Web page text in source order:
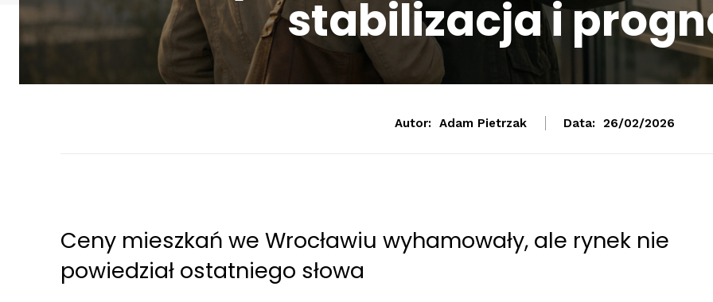
stabilizacja i
Autor: Adam Pietrzak Data: 26/02/2026
Ceny mieszkań we Wrocławiu wyhamowały, ale rynek nie
powiedział ostatniego słowa